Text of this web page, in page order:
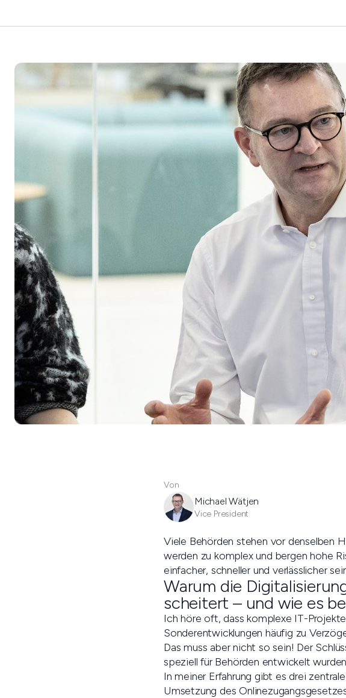
Von
Michael Wätjen
Vice President
Viele Behörden stehen vor denselben
werden zu komplex und bergen hohe
einfacher, schneller und verlässlicher
Warum die
scheitert – und wie es
Ich höre oft, dass komplexe IT-
Sonderentwicklungen häufig zu
Das muss aber nicht so sein! Der
speziell für Behörden entwickelt
In meiner Erfahrung gibt es drei
Umsetzung des